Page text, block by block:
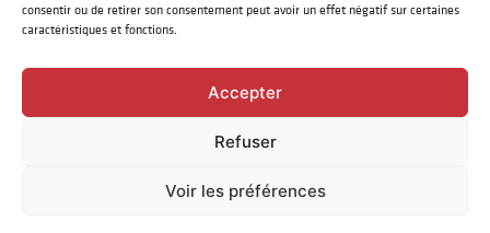
consentir ou de retirer son consentement peut avoir un effet négatif sur certaines
caractéristiques et fonctions.
Accepter
Refuser
Voir les préférences
Politique de confidentialité
Alternative Communication |Integrated bydevsector.ch